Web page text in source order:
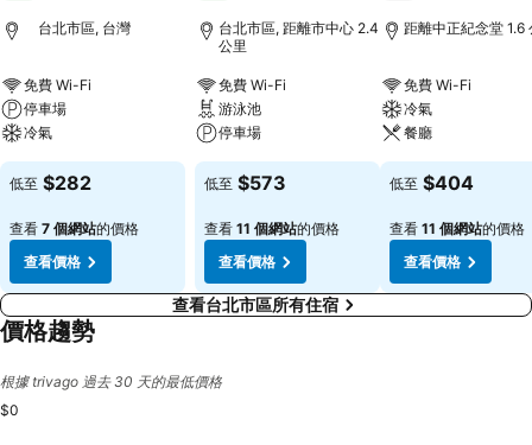
台北市區, 台灣
免費 Wi-Fi
停車場
冷氣
低至 $282
查看 7 個網站的價格
查看價格
台北市區, 距離市中心 2.4
公里
免費 Wi-Fi
游泳池
停車場
低至 $573
查看 11 個網站的價格
查看價格
距離中正紀念堂 1.6
免費 Wi-Fi
冷氣
餐廳
低至 $404
查看 11 個網站的價格
查看價格
查看台北市區所有住宿
價格趨勢
根據 trivago 過去 30 天的最低價格
$0